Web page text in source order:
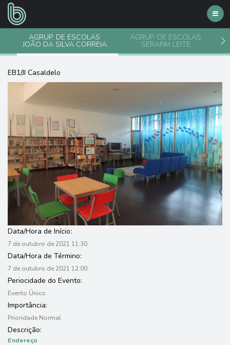
AGRUP. DE ESCOLAS
JOÃO DA SILVA CORREIA
AGRUP. DE ESCOLAS
SERAFIM LEITE
EB1/JI Casaldelo
Data/Hora de Início:
7 de outubro de 2021 11:30
Data/Hora de Término:
7 de outubro de 2021 12:00
Periocidade do Evento:
Evento Único
Importância:
Prioridade Normal
Descrição:
Endereço